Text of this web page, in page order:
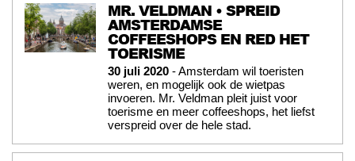
MR. VELDMAN • SPREID
AMSTERDAMSE
COFFEESHOPS EN RED HET
TOERISME
30 juli 2020 - Amsterdam wil toeristen
weren, en mogelijk ook de wietpas
invoeren. Mr. Veldman pleit juist voor
toerisme en meer coffeeshops, het liefst
verspreid over de hele stad.